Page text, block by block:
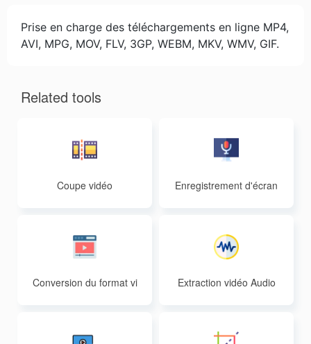
Prise en charge des téléchargements en ligne MP4,
AVI, MPG, MOV, FLV, 3GP, WEBM, MKV, WMV, GIF.
Related tools
Coupe vidéo
Enregistrement d'écran
Conversion du format vi
Extraction vidéo Audio